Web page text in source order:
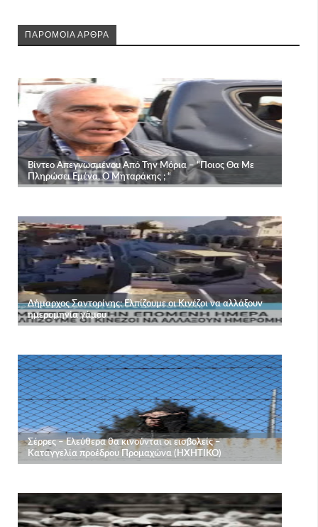
ΠΑΡΟΜΟΙΑ ΑΡΘΡΑ